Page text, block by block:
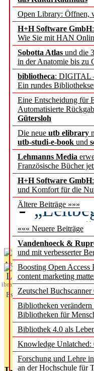
Open Library: Öffnen,
H+H Software GmbH
Wie Sie mit HAN
Sobotta Atlas und die
in der Anatomie bis zu
bibliotheca: DIGITAL
Ein rundes
Eine Entscheidung für
Automatisierte
Gütersloh
Die neue utb elibrary
utb-studi-e-book und
Lehmanns Media
Französische Bücher
H+H Software GmbH
und Komfort für die
Ältere Beiträge »»»
««« Neuere Beiträge
Vandenhoeck &
und mit verbesserter
Boosting Open
content marketing
Zeutschel
Bibliotheken
Bibliotheken für
Bibliothek 4.0 als
Knowledge Unlatched:
Forschung und Lehre
an der Hochschule für
und
besser
des
Aktuelles aus
L
ibrary
Essentials